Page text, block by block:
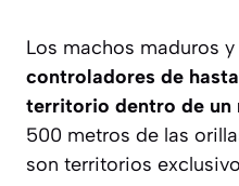
Los machos maduros
controladores de
territorio dentro de un
500 metros de las
son territorios